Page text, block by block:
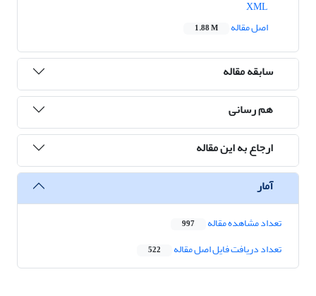
اصل مقاله
1.88 M
سابقه مقاله
هم رسانی
ارجاع به این مقاله
آمار
تعداد مشاهده مقاله 997
تعداد دریافت فایل اصل مقاله 522